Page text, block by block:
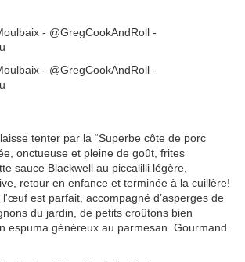
tenter par la “Superbe côte de porc
onctueuse et pleine de goût, frites
sauce Blackwell au piccalilli légère,
retour en enfance et terminée à la cuillère!
est parfait, accompagné d’asperges de
du jardin, de petits croûtons bien
espuma généreux au parmesan. Gourmand.